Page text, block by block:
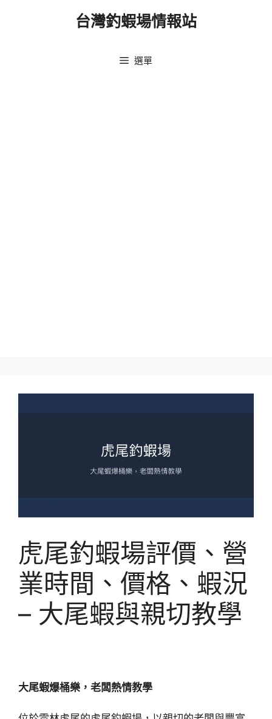
台灣釣蝦場情報站
選單
虎尾釣蝦場評價、營
業時間、價格、蝦況
– 大尾蝦與親切教學
大尾蝦爆桶樂，老闆熱情教學